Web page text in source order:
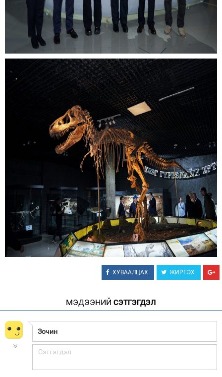
ХУВААЛЦАХ ЖИРГЭХ
МЭДЭЭНИЙ СЭТГЭГДЭЛ